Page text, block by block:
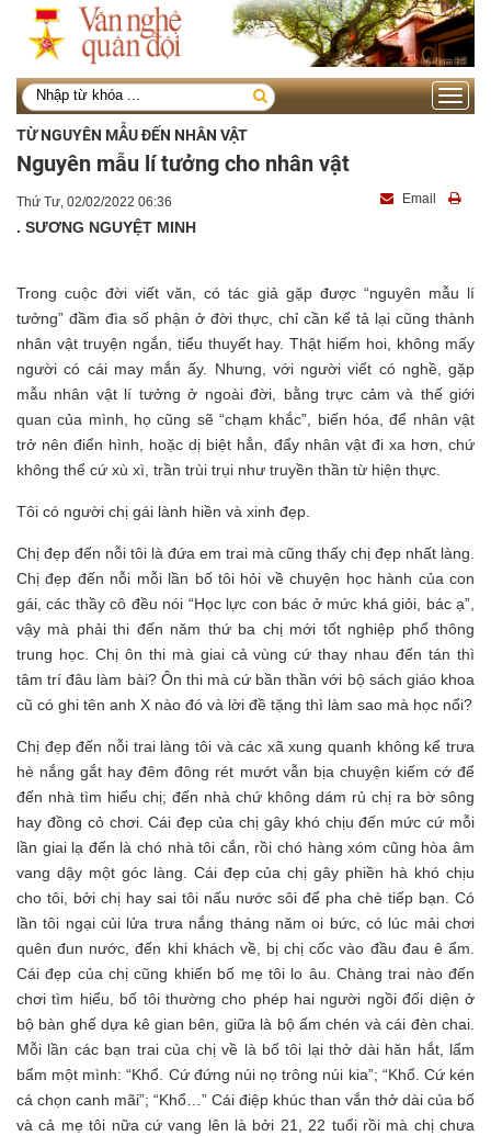
Toggle
TỪ NGUYÊN MẪU ĐẾN NHÂN VẬT
Nguyên mẫu lí tưởng cho nhân vật
Thứ Tư, 02/02/2022 06:36 Email
. SƯƠNG NGUYỆT MINH
Trong cuộc đời viết văn, có tác giả gặp được “nguyên mẫu lí
tưởng” đầm đìa số phận ở đời thực, chỉ cần kể tả lại cũng thành
nhân vật truyện ngắn, tiểu thuyết hay. Thật hiếm hoi, không mấy
người có cái may mắn ấy. Nhưng, với người viết có nghề, gặp
mẫu nhân vật lí tưởng ở ngoài đời, bằng trực cảm và thế giới
quan của mình, họ cũng sẽ “chạm khắc”, biến hóa, để nhân vật
trở nên điển hình, hoặc dị biệt hẳn, đẩy nhân vật đi xa hơn, chứ
không thể cứ xù xì, trần trùi trụi như truyền thần từ hiện thực.
Tôi có người chị gái lành hiền và xinh đẹp.
Chị đẹp đến nỗi tôi là đứa em trai mà cũng thấy chị đẹp nhất làng.
Chị đẹp đến nỗi mỗi lần bố tôi hỏi về chuyện học hành của con
gái, các thầy cô đều nói “Học lực con bác ở mức khá giỏi, bác ạ”,
vậy mà phải thi đến năm thứ ba chị mới tốt nghiệp phổ thông
trung học. Chị ôn thi mà giai cả vùng cứ thay nhau đến tán thì
tâm trí đâu làm bài? Ôn thi mà cứ bần thần với bộ sách giáo khoa
cũ có ghi tên anh X nào đó và lời đề tặng thì làm sao mà học nổi?
Chị đẹp đến nỗi trai làng tôi và các xã xung quanh không kể trưa
hè nắng gắt hay đêm đông rét mướt vẫn bịa chuyện kiếm cớ để
đến nhà tìm hiểu chị; đến nhà chứ không dám rủ chị ra bờ sông
hay đồng cỏ chơi. Cái đẹp của chị gây khó chịu đến mức cứ mỗi
lần giai lạ đến là chó nhà tôi cắn, rồi chó hàng xóm cũng hòa âm
vang dậy một góc làng. Cái đẹp của chị gây phiền hà khó chịu
cho tôi, bởi chị hay sai tôi nấu nước sôi để pha chè tiếp bạn. Có
lần tôi ngại củi lửa trưa nắng tháng năm oi bức, có lúc mải chơi
quên đun nước, đến khi khách về, bị chị cốc vào đầu đau ê ẩm.
Cái đẹp của chị cũng khiến bố mẹ tôi lo âu. Chàng trai nào đến
chơi tìm hiểu, bố tôi thường cho phép hai người ngồi đối diện ở
bộ bàn ghế dựa kê gian bên, giữa là bộ ấm chén và cái đèn chai.
Mỗi lần các bạn trai của chị về là bố tôi lại thở dài hăn hắt, lẩm
bẩm một mình: “Khổ. Cứ đứng núi nọ trông núi kia”; “Khổ. Cứ kén
cá chọn canh mãi”; “Khổ…” Cái điệp khúc than vắn thở dài của bố
và cả mẹ tôi nữa cứ vang lên là bởi 21, 22 tuổi rồi mà chị chưa